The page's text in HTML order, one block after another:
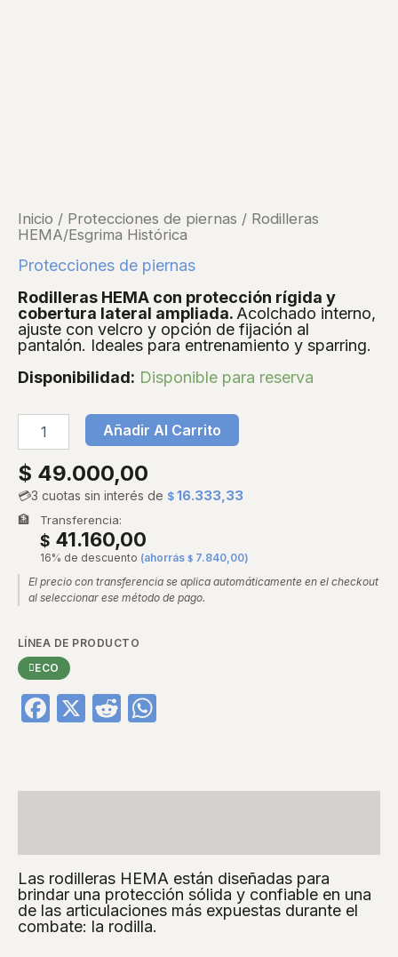
Inicio / Protecciones de piernas / Rodilleras
HEMA/Esgrima Histórica
Protecciones de piernas
Rodilleras HEMA con protección rígida y
cobertura lateral ampliada. Acolchado interno,
ajuste con velcro y opción de fijación al
pantalón. Ideales para entrenamiento y sparring.
Disponibilidad: Disponible para reserva
Añadir Al Carrito
$ 49.000,00
💳3 cuotas sin interés de $ 16.333,33
🏦 Transferencia:
$ 41.160,00
16% de descuento (ahorrás $ 7.840,00)
El precio con transferencia se aplica automáticamente en el checkout
al seleccionar ese método de pago.
LÍNEA DE PRODUCTO
ECO
Facebook
X Reddit
Las rodilleras HEMA están diseñadas para
brindar una protección sólida y confiable en una
de las articulaciones más expuestas durante el
combate: la rodilla.